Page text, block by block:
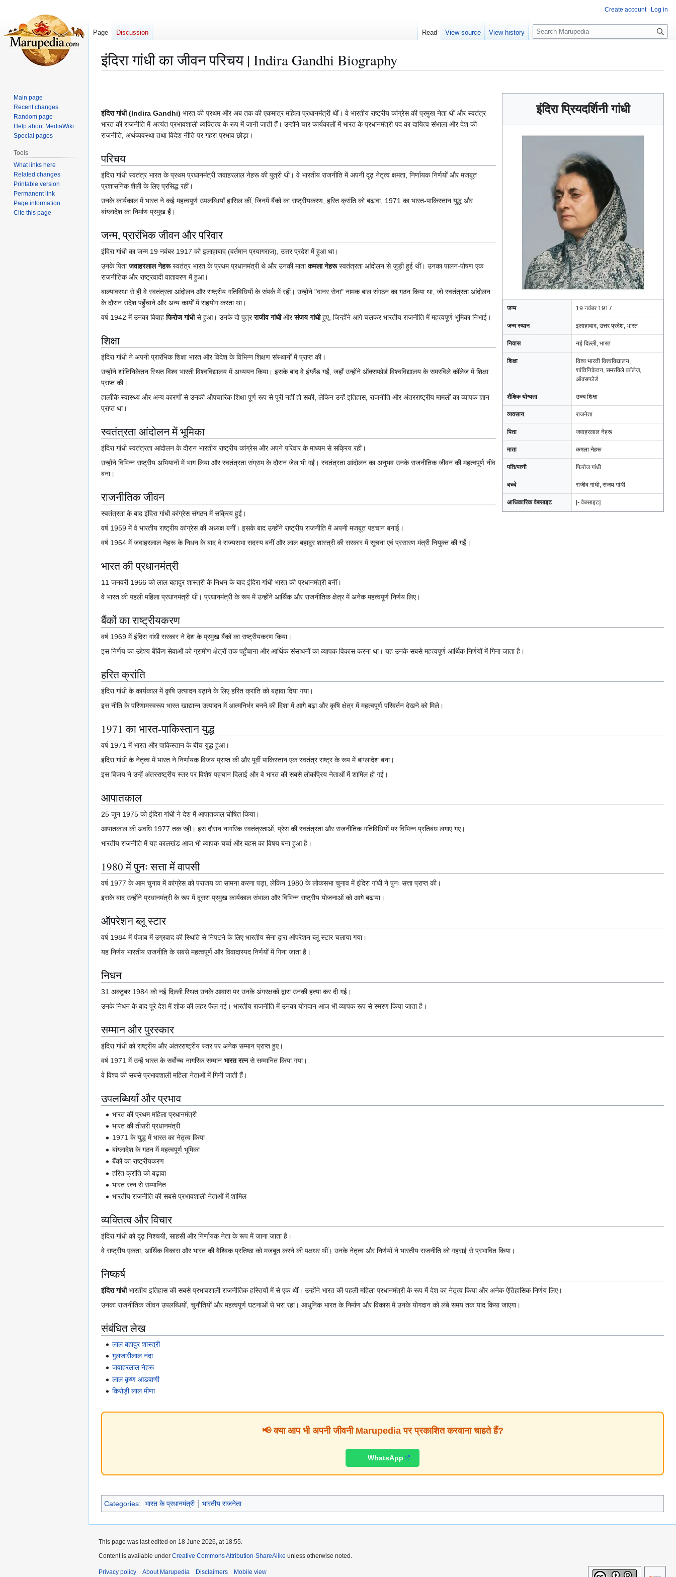
इंदिरा गांधी का जीवन परिचय | Indira Gandhi Biography
इंदिरा प्रियदर्शिनी गांधी
जन्म 19 नवंबर 1917
जन्म स्थान इलाहाबाद, उत्तर प्रदेश, भारत
निवास नई दिल्ली, भारत
शिक्षा
विश्व भारती विश्वविद्यालय,
शांतिनिकेतन; समरविले कॉलेज,
ऑक्सफोर्ड
शैक्षिक योग्यता उच्च शिक्षा
व्यवसाय राजनेता
पिता जवाहरलाल नेहरू
माता कमला नेहरू
पति/पत्नी फिरोज गांधी
बच्चे राजीव गांधी, संजय गांधी
आधिकारिक वेबसाइट [- वेबसाइट]
इंदिरा गांधी (Indira Gandhi) भारत की प्रथम और अब तक की एकमात्र महिला प्रधानमंत्री थीं। वे भारतीय राष्ट्रीय कांग्रेस की प्रमुख नेता थीं और स्वतंत्र
भारत की राजनीति में अत्यंत प्रभावशाली व्यक्तित्व के रूप में जानी जाती हैं। उन्होंने चार कार्यकालों में भारत के प्रधानमंत्री पद का दायित्व संभाला और देश की
राजनीति, अर्थव्यवस्था तथा विदेश नीति पर गहरा प्रभाव छोड़ा।
परिचय
इंदिरा गांधी स्वतंत्र भारत के प्रथम प्रधानमंत्री जवाहरलाल नेहरू की पुत्री थीं। वे भारतीय राजनीति में अपनी दृढ़ नेतृत्व क्षमता, निर्णायक निर्णयों और मजबूत
प्रशासनिक शैली के लिए प्रसिद्ध रहीं।
उनके कार्यकाल में भारत ने कई महत्वपूर्ण उपलब्धियाँ हासिल कीं, जिनमें बैंकों का राष्ट्रीयकरण, हरित क्रांति को बढ़ावा, 1971 का भारत-पाकिस्तान युद्ध और
बांग्लादेश का निर्माण प्रमुख हैं।
जन्म, प्रारंभिक जीवन और परिवार
इंदिरा गांधी का जन्म 19 नवंबर 1917 को इलाहाबाद (वर्तमान प्रयागराज), उत्तर प्रदेश में हुआ था।
उनके पिताजवाहरलाल नेहरूस्वतंत्र भारत के प्रथम प्रधानमंत्री थे और उनकी माताकमला नेहरूस्वतंत्रता आंदोलन से जुड़ी हुई थीं। उनका पालन-पोषण एक
राजनीतिक और राष्ट्रवादी वातावरण में हुआ।
बाल्यावस्था से ही वे स्वतंत्रता आंदोलन और राष्ट्रीय गतिविधियों के संपर्क में रहीं। उन्होंने "वानर सेना" नामक बाल संगठन का गठन किया था, जो स्वतंत्रता आंदोलन
के दौरान संदेश पहुँचाने और अन्य कार्यों में सहयोग करता था।
वर्ष 1942 में उनका विवाहफिरोज गांधीसे हुआ। उनके दो पुत्रराजीव गांधीऔरसंजय गांधीहुए, जिन्होंने आगे चलकर भारतीय राजनीति में महत्वपूर्ण भूमिका निभाई।
शिक्षा
इंदिरा गांधी ने अपनी प्रारंभिक शिक्षा भारत और विदेश के विभिन्न शिक्षण संस्थानों में प्राप्त की।
उन्होंने शांतिनिकेतन स्थित विश्व भारती विश्वविद्यालय में अध्ययन किया। इसके बाद वे इंग्लैंड गईं, जहाँ उन्होंने ऑक्सफोर्ड विश्वविद्यालय के समरविले कॉलेज में शिक्षा
प्राप्त की।
हालाँकि स्वास्थ्य और अन्य कारणों से उनकी औपचारिक शिक्षा पूर्ण रूप से पूरी नहीं हो सकी, लेकिन उन्हें इतिहास, राजनीति और अंतरराष्ट्रीय मामलों का व्यापक ज्ञान
प्राप्त था।
स्वतंत्रता आंदोलन में भूमिका
इंदिरा गांधी स्वतंत्रता आंदोलन के दौरान भारतीय राष्ट्रीय कांग्रेस और अपने परिवार के माध्यम से सक्रिय रहीं।
उन्होंने विभिन्न राष्ट्रीय अभियानों में भाग लिया और स्वतंत्रता संग्राम के दौरान जेल भी गईं। स्वतंत्रता आंदोलन का अनुभव उनके राजनीतिक जीवन की महत्वपूर्ण नींव
बना।
राजनीतिक जीवन
स्वतंत्रता के बाद इंदिरा गांधी कांग्रेस संगठन में सक्रिय हुईं।
वर्ष 1959 में वे भारतीय राष्ट्रीय कांग्रेस की अध्यक्ष बनीं। इसके बाद उन्होंने राष्ट्रीय राजनीति में अपनी मजबूत पहचान बनाई।
वर्ष 1964 में जवाहरलाल नेहरू के निधन के बाद वे राज्यसभा सदस्य बनीं और लाल बहादुर शास्त्री की सरकार में सूचना एवं प्रसारण मंत्री नियुक्त की गईं।
भारत की प्रधानमंत्री
11 जनवरी 1966 को लाल बहादुर शास्त्री के निधन के बाद इंदिरा गांधी भारत की प्रधानमंत्री बनीं।
वे भारत की पहली महिला प्रधानमंत्री थीं। प्रधानमंत्री के रूप में उन्होंने आर्थिक और राजनीतिक क्षेत्र में अनेक महत्वपूर्ण निर्णय लिए।
बैंकों का राष्ट्रीयकरण
वर्ष 1969 में इंदिरा गांधी सरकार ने देश के प्रमुख बैंकों का राष्ट्रीयकरण किया।
इस निर्णय का उद्देश्य बैंकिंग सेवाओं को ग्रामीण क्षेत्रों तक पहुँचाना और आर्थिक संसाधनों का व्यापक विकास करना था। यह उनके सबसे महत्वपूर्ण आर्थिक निर्णयों में गिना जाता है।
हरित क्रांति
इंदिरा गांधी के कार्यकाल में कृषि उत्पादन बढ़ाने के लिए हरित क्रांति को बढ़ावा दिया गया।
इस नीति के परिणामस्वरूप भारत खाद्यान्न उत्पादन में आत्मनिर्भर बनने की दिशा में आगे बढ़ा और कृषि क्षेत्र में महत्वपूर्ण परिवर्तन देखने को मिले।
1971 का भारत-पाकिस्तान युद्ध
वर्ष 1971 में भारत और पाकिस्तान के बीच युद्ध हुआ।
इंदिरा गांधी के नेतृत्व में भारत ने निर्णायक विजय प्राप्त की और पूर्वी पाकिस्तान एक स्वतंत्र राष्ट्र के रूप में बांग्लादेश बना।
इस विजय ने उन्हें अंतरराष्ट्रीय स्तर पर विशेष पहचान दिलाई और वे भारत की सबसे लोकप्रिय नेताओं में शामिल हो गईं।
आपातकाल
25 जून 1975 को इंदिरा गांधी ने देश में आपातकाल घोषित किया।
आपातकाल की अवधि 1977 तक रही। इस दौरान नागरिक स्वतंत्रताओं, प्रेस की स्वतंत्रता और राजनीतिक गतिविधियों पर विभिन्न प्रतिबंध लगाए गए।
भारतीय राजनीति में यह कालखंड आज भी व्यापक चर्चा और बहस का विषय बना हुआ है।
1980 में पुनः सत्ता में वापसी
वर्ष 1977 के आम चुनाव में कांग्रेस को पराजय का सामना करना पड़ा, लेकिन 1980 के लोकसभा चुनाव में इंदिरा गांधी ने पुनः सत्ता प्राप्त की।
इसके बाद उन्होंने प्रधानमंत्री के रूप में दूसरा प्रमुख कार्यकाल संभाला और विभिन्न राष्ट्रीय योजनाओं को आगे बढ़ाया।
ऑपरेशन ब्लू स्टार
वर्ष 1984 में पंजाब में उग्रवाद की स्थिति से निपटने के लिए भारतीय सेना द्वारा ऑपरेशन ब्लू स्टार चलाया गया।
यह निर्णय भारतीय राजनीति के सबसे महत्वपूर्ण और विवादास्पद निर्णयों में गिना जाता है।
निधन
31 अक्टूबर 1984 को नई दिल्ली स्थित उनके आवास पर उनके अंगरक्षकों द्वारा उनकी हत्या कर दी गई।
उनके निधन के बाद पूरे देश में शोक की लहर फैल गई। भारतीय राजनीति में उनका योगदान आज भी व्यापक रूप से स्मरण किया जाता है।
सम्मान और पुरस्कार
इंदिरा गांधी को राष्ट्रीय और अंतरराष्ट्रीय स्तर पर अनेक सम्मान प्राप्त हुए।
वर्ष 1971 में उन्हें भारत के सर्वोच्च नागरिक सम्मान भारत रत्नसे सम्मानित किया गया।
वे विश्व की सबसे प्रभावशाली महिला नेताओं में गिनी जाती हैं।
उपलब्धियाँ और प्रभाव
भारत की प्रथम महिला प्रधानमंत्री
भारत की तीसरी प्रधानमंत्री
1971 के युद्ध में भारत का नेतृत्व किया
बांग्लादेश के गठन में महत्वपूर्ण भूमिका
बैंकों का राष्ट्रीयकरण
हरित क्रांति को बढ़ावा
भारत रत्न से सम्मानित
भारतीय राजनीति की सबसे प्रभावशाली नेताओं में शामिल
व्यक्तित्व और विचार
इंदिरा गांधी को दृढ़ निश्चयी, साहसी और निर्णायक नेता के रूप में जाना जाता है।
वे राष्ट्रीय एकता, आर्थिक विकास और भारत की वैश्विक प्रतिष्ठा को मजबूत करने की पक्षधर थीं। उनके नेतृत्व और निर्णयों ने भारतीय राजनीति को गहराई से प्रभावित किया।
निष्कर्ष
इंदिरा गांधीभारतीय इतिहास की सबसे प्रभावशाली राजनीतिक हस्तियों में से एक थीं। उन्होंने भारत की पहली महिला प्रधानमंत्री के रूप में देश का नेतृत्व किया और अनेक ऐतिहासिक निर्णय लिए।
उनका राजनीतिक जीवन उपलब्धियों, चुनौतियों और महत्वपूर्ण घटनाओं से भरा रहा। आधुनिक भारत के निर्माण और विकास में उनके योगदान को लंबे समय तक याद किया जाएगा।
संबंधित लेख
लाल बहादुर शास्त्री
गुलजारीलाल नंदा
जवाहरलाल नेहरू
लाल कृष्ण आडवाणी
किरोड़ी लाल मीणा
📢 क्या आप भी अपनी जीवनी Marupedia पर प्रकाशित करवाना चाहते हैं?
WhatsApp
Categories: भारत के प्रधानमंत्री भारतीय राजनेता
Create account Log in
Page Discussion Read View source View history
S
e
c
Main page
Recent changes
Random page
Help about MediaWiki
Special pages
Tools
What links here
Related changes
Printable version
Permanent link
Page information
Cite this page
This page was last edited on 18 June 2026, at 18:55.
Content is available under Creative Commons Attribution-ShareAlike unless otherwise noted.
Privacy policy About Marupedia Disclaimers Mobile view